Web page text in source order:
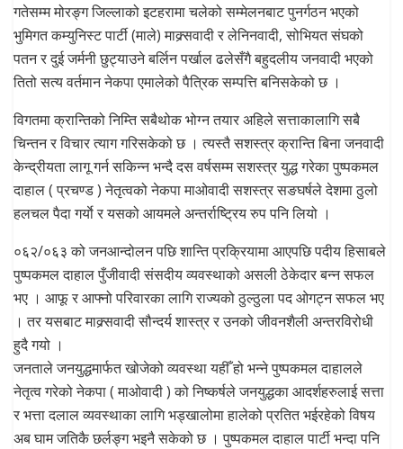
गतेसम्म मोरङ्ग जिल्लाको इटहरामा चलेको सम्मेलनबाट पुनर्गठन भएको
भुमिगत कम्युनिस्ट पार्टी (माले) माक्र्सवादी र लेनिनवादी, सोभियत संघको
पतन र दुई जर्मनी छुट्याउने बर्लिन पर्खाल ढलेसँगै बहुदलीय जनवादी भएको
तितो सत्य वर्तमान नेकपा एमालेको पैत्रिक सम्पत्ति बनिसकेको छ ।
विगतमा क्रान्तिको निम्ति सबैथोक भोग्न तयार अहिले सत्ताकालागि सबै
चिन्तन र विचार त्याग गरिसकेको छ । त्यस्तै सशस्त्र क्रान्ति बिना जनवादी
केन्द्रीयता लागू गर्न सकिन्न भन्दै दस वर्षसम्म सशस्त्र युद्ध गरेका पुष्पकमल
दाहाल ( प्रचण्ड ) नेतृत्वको नेकपा माओवादी सशस्त्र सङघर्षले देशमा ठुलो
हलचल पैदा गर्याे र यसको आयमले अन्तर्राष्ट्रिय रुप पनि लियो ।
०६२/०६३ को जनआन्दोलन पछि शान्ति प्रक्रियामा आएपछि पदीय हिसाबले
पुष्पकमल दाहाल पुँजीवादी संसदीय व्यवस्थाको असली ठेकेदार बन्न सफल
भए । आफू र आफ्नो परिवारका लागि राज्यको ठुल्ठुला पद ओगट्न सफल भए
। तर यसबाट माक्र्सवादी सौन्दर्य शास्त्र र उनको जीवनशैली अन्तरविरोधी
हुदै गयो ।
जनताले जनयुद्धमार्फत खोजेको व्यवस्था यहीँ हो भन्ने पुष्पकमल दाहालले
नेतृत्व गरेको नेकपा ( माओवादी ) को निष्कर्षले जनयुद्धका आदर्शहरुलाई सत्ता
र भत्ता दलाल व्यवस्थाका लागि भड्खालोमा हालेको प्रतित भईरहेको विषय
अब घाम जतिकै छर्लङ्ग भइनै सकेको छ । पुष्पकमल दाहाल पार्टी भन्दा पनि